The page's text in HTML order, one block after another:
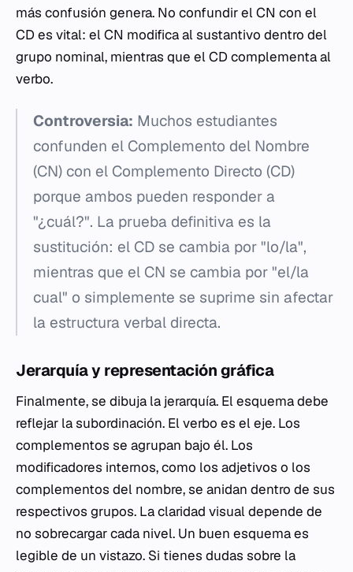
más confusión genera. No confundir el CN con el
CD es vital: el CN modifica al sustantivo dentro del
grupo nominal, mientras que el CD complementa al
verbo.
Controversia: Muchos estudiantes
confunden el Complemento del Nombre
(CN) con el Complemento Directo (CD)
porque ambos pueden responder a
"¿cuál?". La prueba definitiva es la
sustitución: el CD se cambia por "lo/la",
mientras que el CN se cambia por "el/la
cual" o simplemente se suprime sin afectar
la estructura verbal directa.
Jerarquía y representación gráfica
Finalmente, se dibuja la jerarquía. El esquema debe
reflejar la subordinación. El verbo es el eje. Los
complementos se agrupan bajo él. Los
modificadores internos, como los adjetivos o los
complementos del nombre, se anidan dentro de sus
respectivos grupos. La claridad visual depende de
no sobrecargar cada nivel. Un buen esquema es
legible de un vistazo. Si tienes dudas sobre la